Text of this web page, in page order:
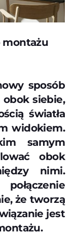
montażu
sposób
siebie,
światła
widokiem.
samym
obok
nimi.
że tworzą
jest